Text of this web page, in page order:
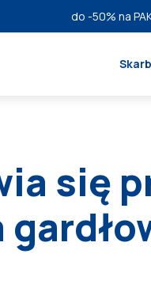
do -50% na
się